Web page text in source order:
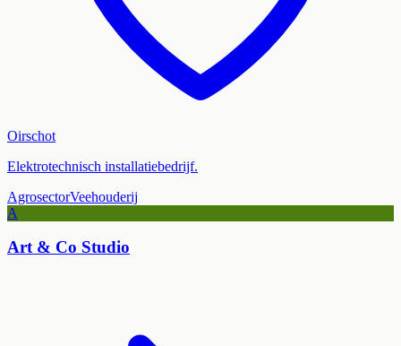
Oirschot
Elektrotechnisch installatiebedrijf.
AgrosectorVeehouderij
A
Art & Co Studio